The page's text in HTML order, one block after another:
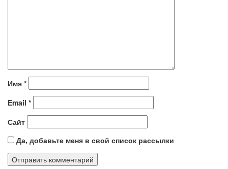
Имя *
Email *
Сайт
Да, добавьте меня в свой список рассылки